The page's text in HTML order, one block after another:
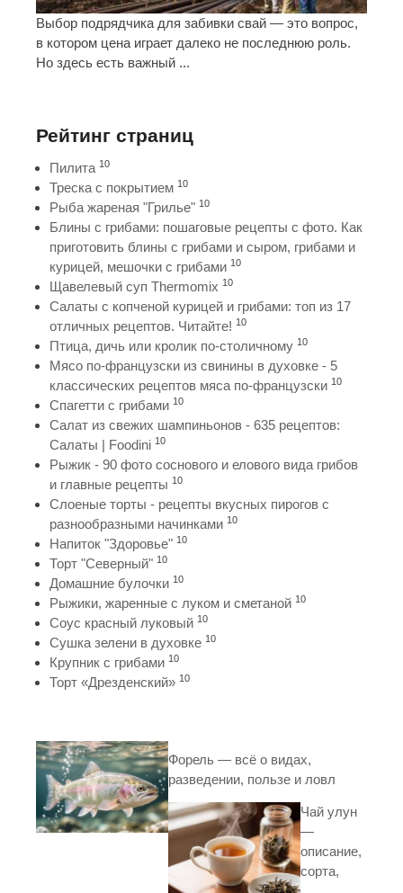
Выбор подрядчика для забивки свай — это вопрос,
в котором цена играет далеко не последнюю роль.
Но здесь есть важный ...
Рейтинг страниц
Пилита 10
Треска с покрытием 10
Рыба жареная "Грилье" 10
Блины с грибами: пошаговые рецепты с фото. Как
приготовить блины с грибами и сыром, грибами и
курицей, мешочки с грибами 10
Щавелевый суп Thermomix 10
Салаты с копченой курицей и грибами: топ из 17
отличных рецептов. Читайте! 10
Птица, дичь или кролик по-столичному 10
Мясо по-французски из свинины в духовке - 5
классических рецептов мяса по-французски 10
Спагетти с грибами 10
Салат из свежих шампиньонов - 635 рецептов:
Салаты | Foodini 10
Рыжик - 90 фото соснового и елового вида грибов
и главные рецепты 10
Слоеные торты - рецепты вкусных пирогов с
разнообразными начинками 10
Напиток "Здоровье" 10
Торт "Северный" 10
Домашние булочки 10
Рыжики, жаренные с луком и сметаной 10
Соус красный луковый 10
Сушка зелени в духовке 10
Крупник с грибами 10
Торт «Дрезденский» 10
Форель — всё о видах,
разведении, пользе и ловл
Чай улун
—
описание,
сорта,